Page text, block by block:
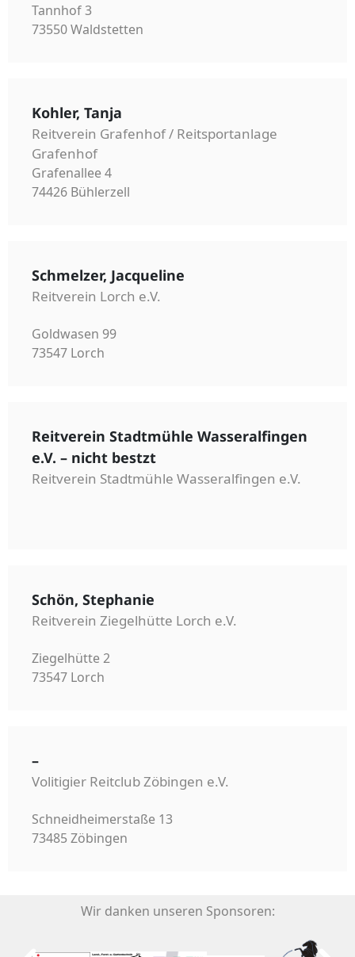
Tannhof 3
73550 Waldstetten
Kohler, Tanja
Reitverein Grafenhof / Reitsportanlage
Grafenhof
Grafenallee 4
74426 Bühlerzell
Schmelzer, Jacqueline
Reitverein Lorch e.V.
Goldwasen 99
73547 Lorch
Reitverein Stadtmühle Wasseralfingen
e.V. – nicht bestzt
Reitverein Stadtmühle Wasseralfingen e.V.
Schön, Stephanie
Reitverein Ziegelhütte Lorch e.V.
Ziegelhütte 2
73547 Lorch
–
Volitigier Reitclub Zöbingen e.V.
Schneidheimerstaße 13
73485 Zöbingen
Wir danken unseren Sponsoren: